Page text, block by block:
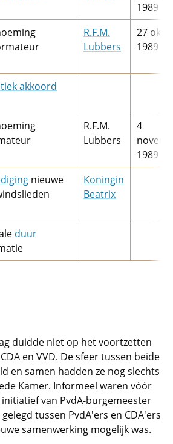
1989
R.F.M.
Lubbers
27
1989
akkoord
R.F.M.
Lubbers
4
1989
nieuwe
Koningin
Beatrix
duur
duidde niet op het voortzetten
en VVD. De sfeer tussen beide
en samen hadden ze nog slechts
Kamer. Informeel waren vóór
van PvdA-burgemeester
tussen PvdA'ers en CDA'ers
samenwerking mogelijk was.